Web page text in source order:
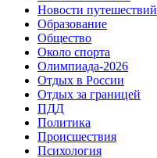
Новости путешествий
Образование
Общество
Около спорта
Олимпиада-2026
Отдых в России
Отдых за границей
ПДД
Политика
Происшествия
Психология